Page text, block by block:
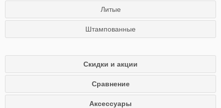
Литые
Штампованные
Скидки и акции
Сравнение
Аксессуары